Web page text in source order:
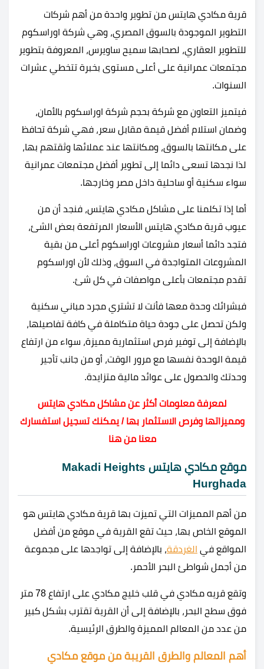
قرية مكادي هايتس من تطوير واحدة من أهم شركات
التطوير الموجودة بالسوق المصري، وهي شركة اوراسكوم
للتطوير العقاري، لصحابها سميح ساويرس، المعروفة بتطوير
مجتمعات عمرانية على أعلى مستوى بخبرة تتخطي عشرات
السنوات.
فيتميز التعاون مع شركة بحجم شركة اوراسكوم بالأمان،
وضمان استلام أفضل قيمة مقابل سعر، فهي شركة تحافظ
على مكانتها بالسوق، ومكانتها عند عملائها وثقتهم بها،
لذا نجدها تسعى دائما إلى تطوير أفضل مجتمعات عمرانية
سواء سكنية أو ساحلية داخل مصر وخارجها.
أما إذا تكلمنا على مشاكل مكادي هايتس، فنجد أن من
عيوب قرية مكادي هايتس الأسعار المرتفعة بعض الشئ،
فتجد دائما أسعار مشروعات اوراسكوم أعلى من بقية
المشروعات المتواجدة في السوق، وذلك لأن اوراسكوم
تقدم مجتمعات بأعلى مواصفات في كل شئ.
فبشرائك وحدة معها فأنت لا تشتري مجرد مباني سكنية
ولكن تحصل على جودة حياة متكاملة في كافة تفاصيلها،
بالإضافة إلى توفير فرص استثمارية مميزة، سواء من ارتفاع
قيمة الوحدة نفسها مع مرور الوقت، أو من جانب تأجير
وحدتك والحصول على عوائد مالية متزايدة.
لمعرفة معلومات أكثر عن مشاكل مكادي هايتس
ومميزاتها وفرص الاستثمار بها / يمكنك تسجيل استفسارك
معنا من هنا
موقع مكادي هايتس Makadi Heights
Hurghada
من أهم المميزات التي تميزت بها قرية مكادي هايتس هو
الموقع الخاص بها، حيث تقع القرية في موقع من أفضل
المواقع في الغردقة، بالإضافة إلى تواجدها على مجموعة
من أجمل شواطئ البحر الأحمر.
وتقع قريه مكادي في قلب خليج مكادي على ارتفاع 78 متر
فوق سطح البحر، بالإضافة إلى أن القرية تقترب بشكل كبير
من عدد من المعالم المميزة والطرق الرئيسية.
أهم المعالم والطرق القريبة من موقع مكادي